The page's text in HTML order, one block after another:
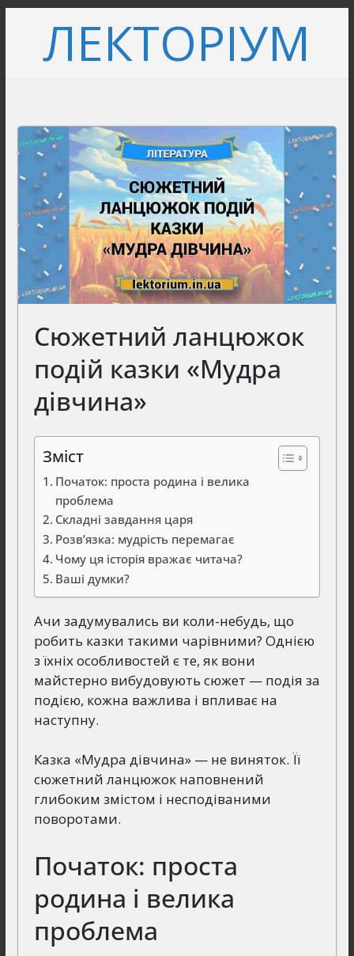
вмістуЛЕКТОРІУМ
Сюжетний ланцюжок
подій казки «Мудра
дівчина»
Зміст
Початок: проста родина і велика
проблема
Складні завдання царя
Розв’язка: мудрість перемагає
Чому ця історія вражає читача?
Ваші думки?
Ачи задумувались ви коли-небудь, що
робить казки такими чарівними? Однією
з їхніх особливостей є те, як вони
майстерно вибудовують сюжет — подія за
подією, кожна важлива і впливає на
наступну.
Казка «Мудра дівчина» — не виняток. Її
сюжетний ланцюжок наповнений
глибоким змістом і несподіваними
поворотами.
Початок: проста
родина і велика
проблема